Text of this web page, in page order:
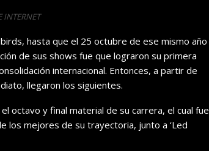
INTERNET
hasta que el 25 octubre de ese mismo año
de sus shows fue que lograron su primera
internacional. Entonces, a partir de
llegaron los siguientes.
octavo y final material de su carrera, el cual fue
los mejores de su trayectoria, junto a ‘Led